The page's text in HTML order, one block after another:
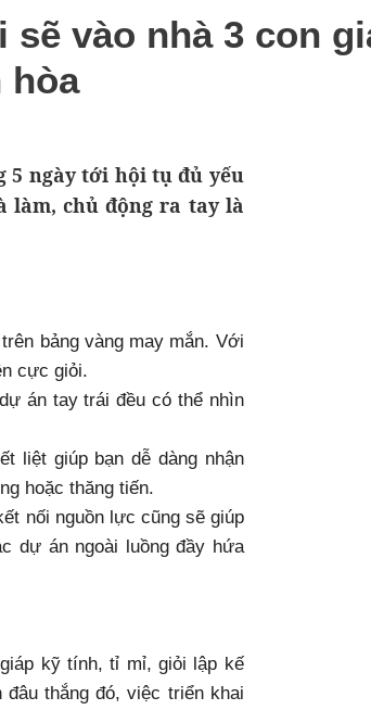
vào nhà 3 con
hòa
5 ngày tới hội tụ đủ yếu
làm, chủ động ra tay là
bảng vàng may mắn. Với
cực giỏi.
án tay trái đều có thể nhìn
liệt giúp bạn dễ dàng nhận
hoặc thăng tiến.
nối nguồn lực cũng sẽ giúp
dự án ngoài luồng đầy hứa
kỹ tính, tỉ mỉ, giỏi lập kế
thắng đó, việc triển khai